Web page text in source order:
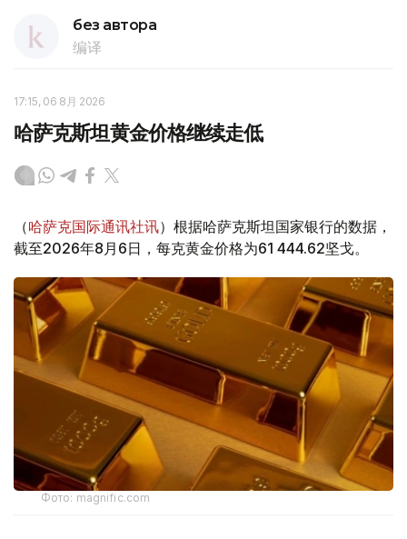
без автора
编译
17:15, 06 8月 2026
哈萨克斯坦黄金价格继续走低
（哈萨克国际通讯社讯）根据哈萨克斯坦国家银行的数据，
截至2026年8月6日，每克黄金价格为61 444.62坚戈。
Фото: magnific.com